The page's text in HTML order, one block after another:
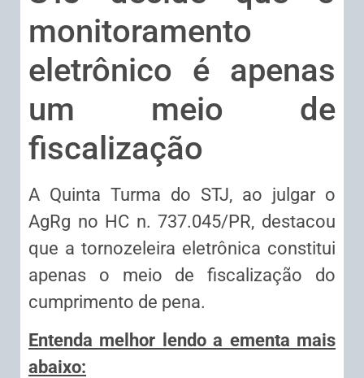
monitoramento
eletrônico é apenas
um meio de
fiscalização
​A Quinta Turma do STJ, ao julgar o
AgRg no HC n. 737.045/PR, destacou
que a tornozeleira eletrônica constitui
apenas o meio de fiscalização do
cumprimento de pena.
Entenda melhor lendo a ementa mais
abaixo: